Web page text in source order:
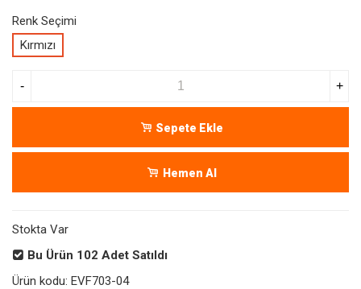
Renk Seçimi
Kırmızı
- +
Sepete Ekle
Hemen Al
Stokta Var
Bu Ürün 102 Adet Satıldı
Ürün kodu: EVF703-04